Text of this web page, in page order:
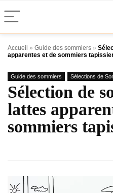
Accueil » Guide des sommiers »
apparentes et de sommiers
Guide des sommiers Sélections de
Sélection de
lattes
sommiers